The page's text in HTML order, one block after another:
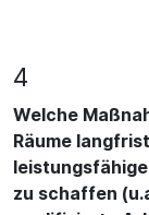
4
Welche
Räume
zu schaffen